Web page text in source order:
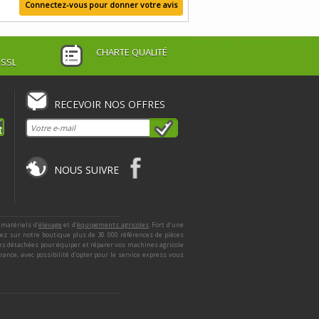
Connectez-vous pour donner votre avis
CHARTE QUALITÉ
RECEVOIR NOS OFFRES
NOUS SUIVRE
d’élevage et d’équipements agricoles. Fort d’une
sur notre boutique plus de 30 000 références de pièces
détachées pour équiper et réparer vos machines agricole
avec possibilité d’opter pour le service express vous